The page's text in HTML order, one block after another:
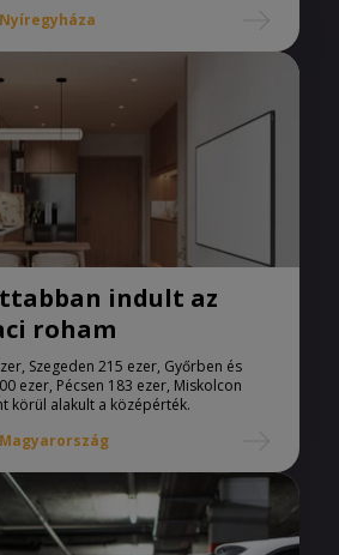
Nyíregyháza
indult az
roham
Szegeden 215 ezer, Győrben és
ezer, Pécsen 183 ezer, Miskolcon
körül alakult a középérték.
Magyarország